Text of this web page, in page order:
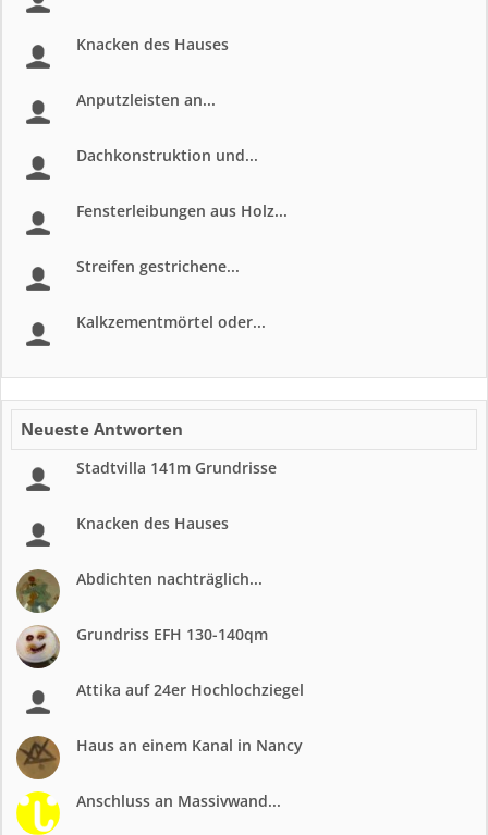
Knacken des Hauses
Anputzleisten an...
Dachkonstruktion und...
Fensterleibungen aus Holz...
Streifen gestrichene...
Kalkzementmörtel oder...
Neueste Antworten
Stadtvilla 141m Grundrisse
Knacken des Hauses
Abdichten nachträglich...
Grundriss EFH 130-140qm
Attika auf 24er Hochlochziegel
Haus an einem Kanal in Nancy
Anschluss an Massivwand...